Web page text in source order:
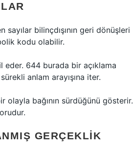
sayılar bilinçdışının geri dönüşleri
kodu olabilir.
eder. 644 burada bir açıklama
anlam arayışına iter.
bağının sürdüğünü gösterir.
GERÇEKLIK